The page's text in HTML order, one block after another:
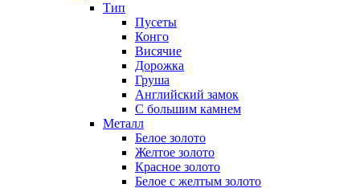
Тип
Пусеты
Конго
Висячие
Дорожка
Груша
Английский замок
С большим камнем
Металл
Белое золото
Желтое золото
Красное золото
Белое с желтым золото